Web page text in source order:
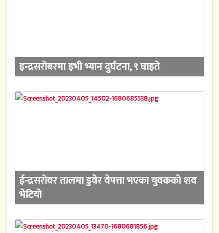
इन्द्रसरोबरमा इभी भ्यान दुर्घटना, ९ घाइते
ईन्द्रसरोवर तालमा डुवेर वेपत्ता भएका युवकको शव
भेटियो